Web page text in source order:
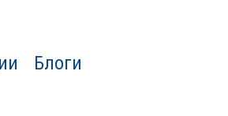
Блоги